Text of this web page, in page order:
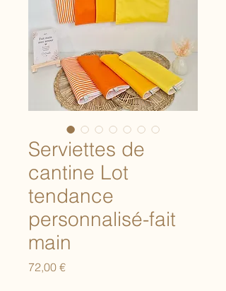
Serviettes de
cantine Lot
tendance
personnalisé-fait
main
72,00 €Prix